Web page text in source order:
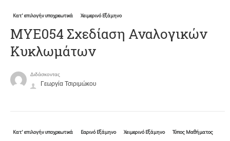
Κατ' επιλογήν υποχρεωτικά Χειμερινό Εξάμηνο
ΜΥΕ054 Σχεδίαση Αναλογικών
Κυκλωμάτων
Διδάσκοντας
Γεωργία Τσιριμώκου
Κατ' επιλογήν υποχρεωτικά Εαρινό Εξάμηνο Χειμερινό Εξάμηνο Τύπος Μαθήματος